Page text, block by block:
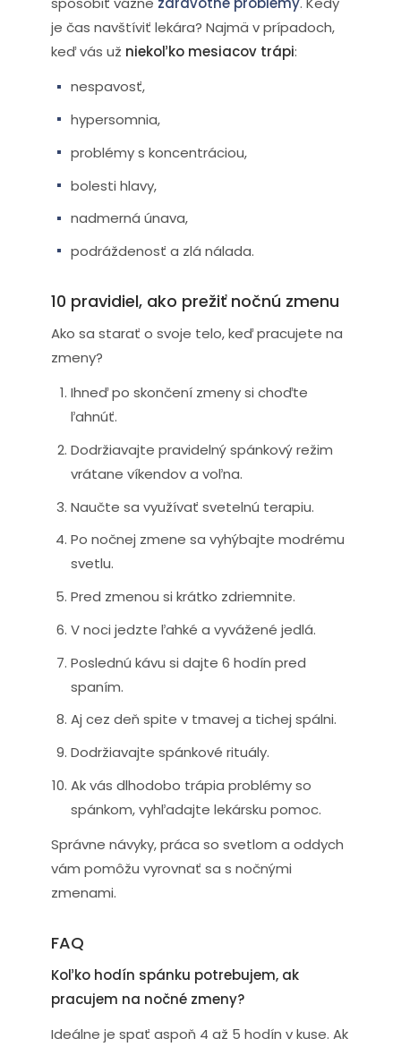
je čas navštíviť lekára? Najmä v prípadoch,
keď vás už niekoľko mesiacov trápi:
nespavosť,
hypersomnia,
problémy s koncentráciou,
bolesti hlavy,
nadmerná únava,
podráždenosť a zlá nálada.
10 pravidiel, ako prežiť nočnú zmenu
Ako sa starať o svoje telo, keď pracujete na
zmeny?
Ihneď po skončení zmeny si choďte
ľahnúť.
Dodržiavajte pravidelný spánkový režim
vrátane víkendov a voľna.
Naučte sa využívať svetelnú terapiu.
Po nočnej zmene sa vyhýbajte modrému
svetlu.
Pred zmenou si krátko zdriemnite.
V noci jedzte ľahké a vyvážené jedlá.
Poslednú kávu si dajte 6 hodín pred
spaním.
Aj cez deň spite v tmavej a tichej spálni.
Dodržiavajte spánkové rituály.
Ak vás dlhodobo trápia problémy so
spánkom, vyhľadajte lekársku pomoc.
Správne návyky, práca so svetlom a oddych
vám pomôžu vyrovnať sa s nočnými
zmenami.
FAQ
Koľko hodín spánku potrebujem, ak
pracujem na nočné zmeny?
Ideálne je spať aspoň 4 až 5 hodín v kuse. Ak